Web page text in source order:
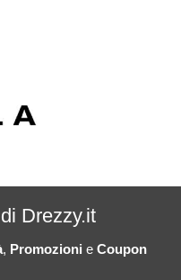
Drezzy.it
, Promozioni e Coupon